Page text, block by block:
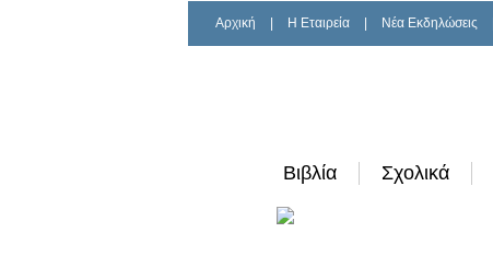
Αρχική H Εταιρεία Νέα Εκδηλώσεις
Βιβλία Σχολικά